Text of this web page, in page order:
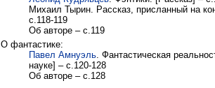
Михаил Тырин. Рассказ, присланный на
с.118-119
Об авторе – с.119
О фантастике:
Павел Амнуэль. Фантастическая
науке] – с.120-128
Об авторе – с.128